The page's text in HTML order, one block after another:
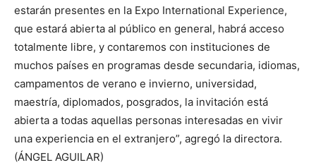
estarán presentes en la Expo International Experience,
que estará abierta al público en general, habrá acceso
totalmente libre, y contaremos con instituciones de
muchos países en programas desde secundaria, idiomas,
campamentos de verano e invierno, universidad,
maestría, diplomados, posgrados, la invitación está
abierta a todas aquellas personas interesadas en vivir
una experiencia en el extranjero”, agregó la directora.
(ÁNGEL AGUILAR)